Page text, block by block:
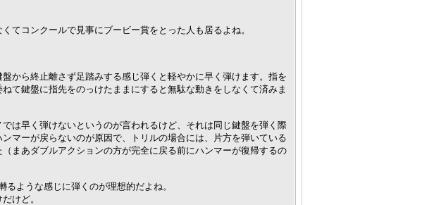
てコンクールで見事にブービー賞をとった人も居るよね。
から終止離さず足踏みする感じ弾くと軽やかに早く弾けます。指を
て鍵盤に指先をのっけたままにすると無駄な動きをしなくて済みま
は早く弾けないというのが言われるけど、それは同じ鍵盤を弾く際
マーが戻らないのが原因で、トリルの場合には、片方を弾いている
まあダブルアクションの方が完全に戻る前にハンマーが復帰するの
ような感じに弾くのが理想的だよね。
けど。